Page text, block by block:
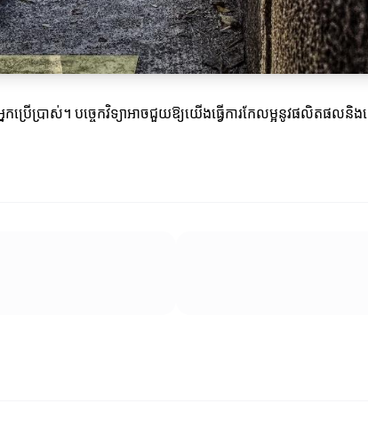
រើប្រាស់។ បច្ចេកវិទ្យាអាចជួយឱ្យយើងធ្វើការកែលម្អនូវផលិតផលនិ